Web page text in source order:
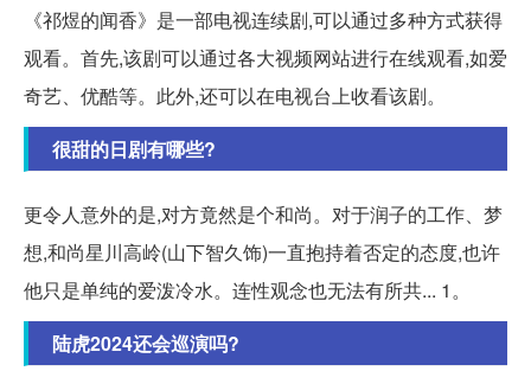
《祁煜的闻香》是一部电视连续剧,可以通过多种方式获得
观看。首先,该剧可以通过各大视频网站进行在线观看,如爱
奇艺、优酷等。此外,还可以在电视台上收看该剧。
很甜的日剧有哪些?
更令人意外的是,对方竟然是个和尚。对于润子的工作、梦
想,和尚星川高岭(山下智久饰)一直抱持着否定的态度,也许
他只是单纯的爱泼冷水。连性观念也无法有所共... 1。
陆虎2024还会巡演吗?